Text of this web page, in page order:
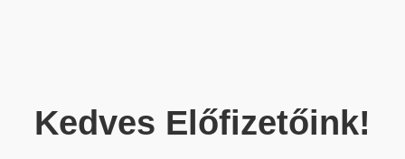
Kedves Előfizetőink!